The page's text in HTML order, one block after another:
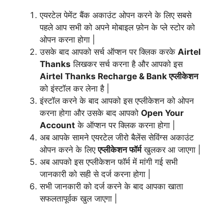
एयरटेल पेमेंट बैंक अकाउंट ओपन करने के लिए सबसे
पहले आप सभी को अपने मोबाइल फ़ोन के प्ले स्टोर को
ओपन करना होगा |
उसके बाद आपको सर्च ऑप्शन पर क्लिक करके Airtel
Thanks लिखकर सर्च करना है और आपको इस
Airtel Thanks Recharge & Bank एप्लीकेशन
को इंस्टॉल कर लेना है |
इंस्टॉल करने के बाद आपको इस एप्लीकेशन को ओपन
करना होगा और उसके बाद आपको Open Your
Account के ऑप्शन पर क्लिक करना होगा |
अब आपके सामने एयरटेल जीरो बैलेंस सेविंग्स अकाउंट
ओपन करने के लिएएप्लीकेशन फॉर्मखुलकर आ जाएगा |
अब आपको इस एप्लीकेशन फॉर्म में मांगी गई सभी
जानकारी को सही से दर्ज करना होगा |
सभी जानकारी को दर्ज करने के बाद आपका खाता
सफलतापूर्वक खुल जाएगा |